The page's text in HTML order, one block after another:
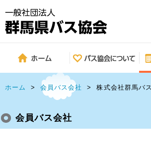
ホーム > 会員バス会社 > 株式会社群馬バス
会員バス会社